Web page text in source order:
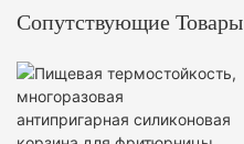
Сопутствующие Товары